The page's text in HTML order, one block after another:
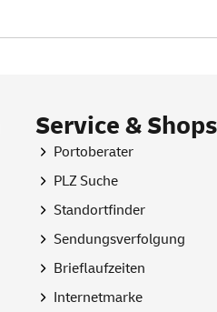
Service & Shops
Portoberater
PLZ Suche
Standortfinder
Sendungsverfolgung
Brieflaufzeiten
Internetmarke